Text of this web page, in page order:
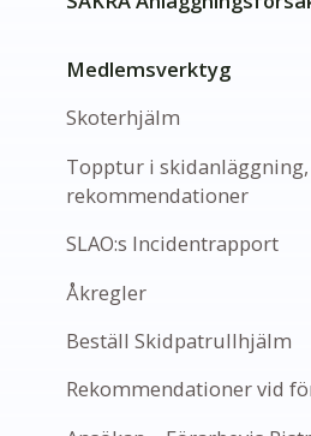
Medlemsverktyg
Skoterhjälm
Topptur i skidanläggning,
rekommendationer
SLAO:s Incidentrapport
Åkregler
Beställ Skidpatrullhjälm
Rekommendationer vid